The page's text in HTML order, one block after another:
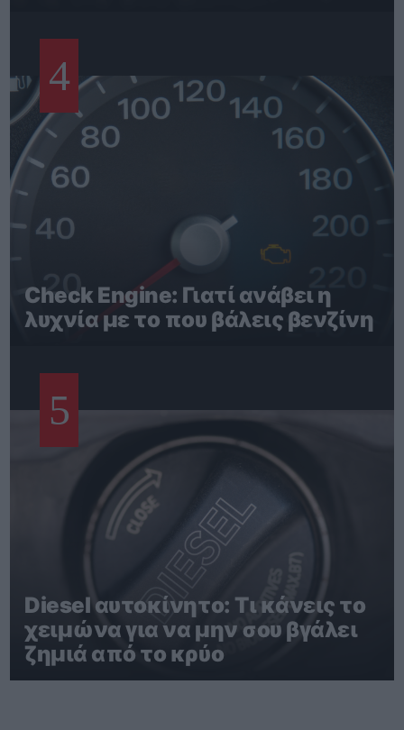
4
Check Engine: Γιατί ανάβει η
λυχνία με το που βάλεις βενζίνη
5
Diesel αυτοκίνητο: Τι κάνεις το
χειμώνα για να μην σου βγάλει
ζημιά από το κρύο